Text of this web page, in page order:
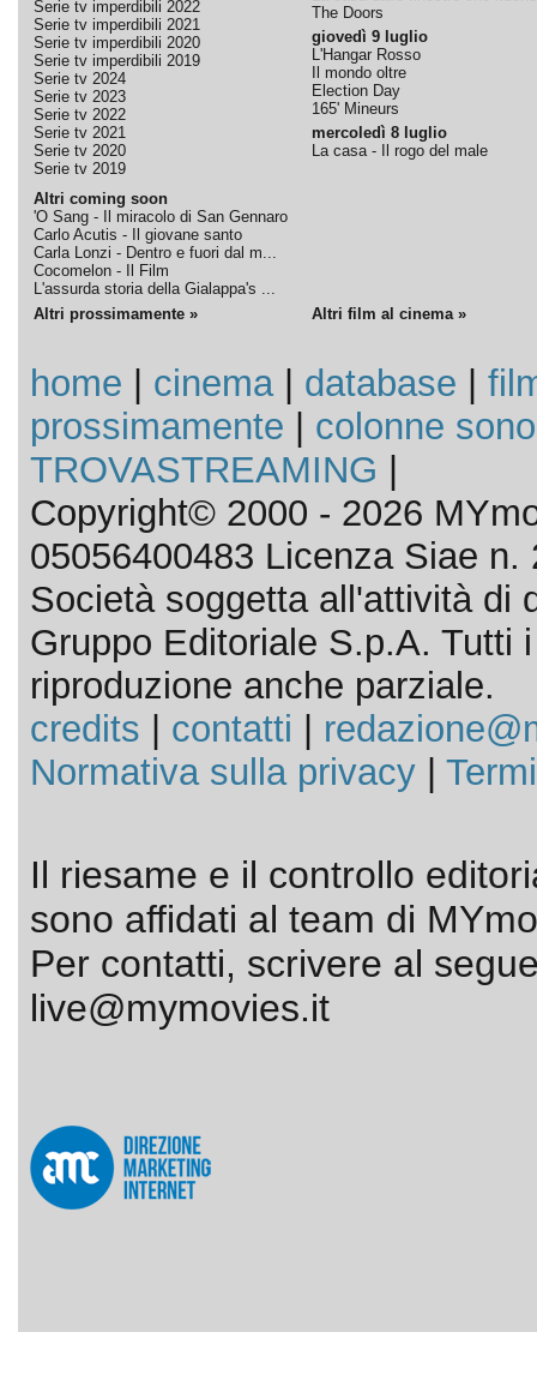
Serie tv imperdibili 2022
Serie tv imperdibili 2021
Serie tv imperdibili 2020
Serie tv imperdibili 2019
Serie tv 2024
Serie tv 2023
Serie tv 2022
Serie tv 2021
Serie tv 2020
Serie tv 2019
Altri coming soon
'O Sang - Il miracolo di San Gennaro
Carlo Acutis - Il giovane santo
Carla Lonzi - Dentro e fuori dal m...
Cocomelon - Il Film
L'assurda storia della Gialappa's ...
The Doors
giovedì 9 luglio
L'Hangar Rosso
Il mondo oltre
Election Day
165' Mineurs
mercoledì 8 luglio
La casa - Il rogo del male
Altri prossimamente » Altri film al cinema »
home cinema| database
prossimamente
colonne
TROVASTREAMING
Copyright© 2000 - 2026
05056400483 Licenza Siae n.
Società soggetta all'attività di
Gruppo Editoriale S.p.A. Tutti
riproduzione anche parziale.
credits
contatti
Normativa sulla privacy|
Il riesame e il controllo
sono affidati al team di
Per contatti, scrivere al
live@mymovies.it